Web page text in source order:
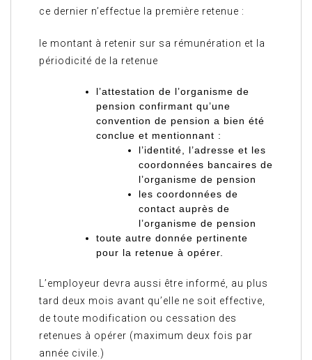
ce dernier n’effectue la première retenue :
le montant à retenir sur sa rémunération et la
périodicité de la retenue
l’attestation de l’organisme de
pension confirmant qu’une
convention de pension a bien été
conclue et mentionnant :
l’identité, l’adresse et les
coordonnées bancaires de
l’organisme de pension
les coordonnées de
contact auprès de
l’organisme de pension
toute autre donnée pertinente
pour la retenue à opérer.
L’employeur devra aussi être informé, au plus
tard deux mois avant qu’elle ne soit effective,
de toute modification ou cessation des
retenues à opérer (maximum deux fois par
année civile.)